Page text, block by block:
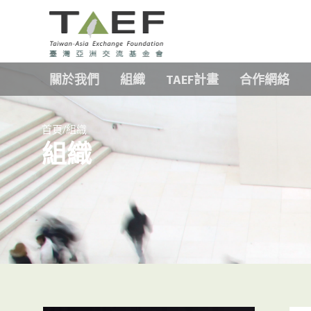
TAEF
H
m
p
a
g
e
m
e
n
u
關於我們 組織 TAEF計畫 合作網絡
首頁/組織
組織